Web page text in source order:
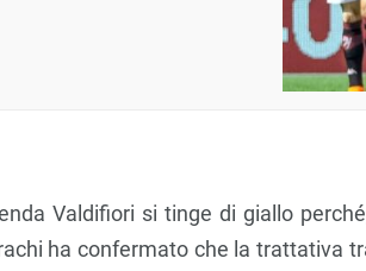
Valdifiori si tinge di giallo
ha confermato che la trattativa